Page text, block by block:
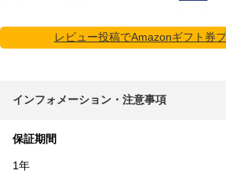
レビュー投稿でAmazonギフト券
インフォメーション・注意事項
保証期間
1年